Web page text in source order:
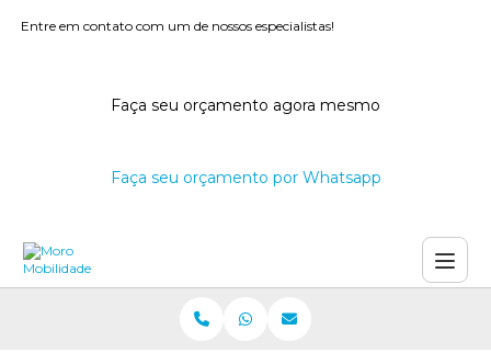
Entre em contato com um de nossos especialistas!
Faça seu orçamento agora mesmo
Faça seu orçamento por Whatsapp